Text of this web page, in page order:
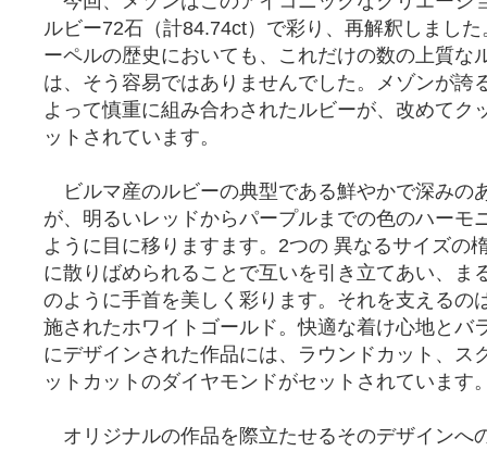
ルビー72石（計84.74ct）で彩り、再解釈しまし
ーペルの歴史においても、これだけの数の上質な
は、そう容易ではありませんでした。メゾンが誇
よって慎重に組み合わされたルビーが、改めてク
ットされています。
ビルマ産のルビーの典型である鮮やかで深みの
が、明るいレッドからパープルまでの色のハーモ
ように目に移りますます。2つの 異なるサイズの
に散りばめられることで互いを引き立てあい、ま
のように手首を美しく彩ります。それを支えるの
施されたホワイトゴールド。快適な着け心地とバ
にデザインされた作品には、ラウンドカット、ス
ットカットのダイヤモンドがセットされています
オリジナルの作品を際立たせるそのデザインへ